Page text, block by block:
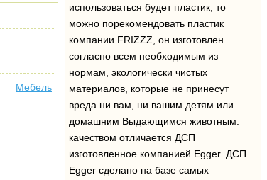
Мебель
использоваться будет пластик, то
можно порекомендовать пластик
компании FRIZZZ, он изготовлен
согласно всем необходимым из
нормам, экологически чистых
материалов, которые не принесут
вреда ни вам, ни вашим детям или
домашним Выдающимся животным.
качеством отличается ДСП
изготовленное компанией Egger. ДСП
Egger сделано на базе самых